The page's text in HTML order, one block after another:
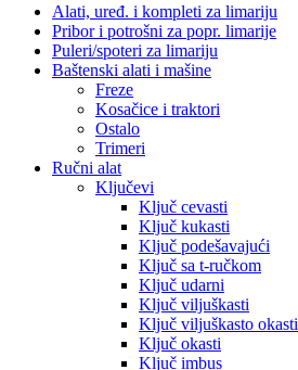
Alati, uređ. i kompleti za limariju
Pribor i potrošni za popr. limarije
Puleri/spoteri za limariju
Baštenski alati i mašine
Freze
Kosačice i traktori
Ostalo
Trimeri
Ručni alat
Ključevi
Ključ cevasti
Ključ kukasti
Ključ podešavajući
Ključ sa t-ručkom
Ključ udarni
Ključ viljuškasti
Ključ viljuškasto okasti
Ključ okasti
Ključ imbus